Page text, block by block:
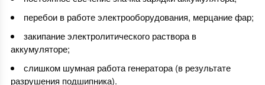
перебои в работе электрооборудования, мерцание фар;
закипание электролитического раствора в
аккумуляторе;
слишком шумная работа генератора (в результате
разрушения подшипника).